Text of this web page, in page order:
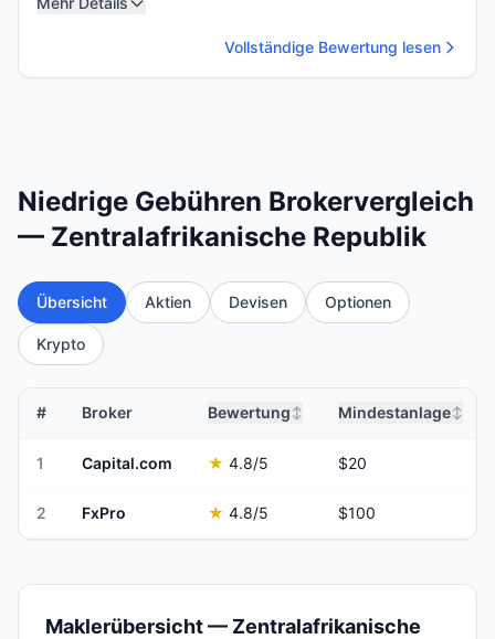
Vollständige Bewertung lesen
Niedrige Gebühren Brokervergleich
— Zentralafrikanische Republik
Übersicht Aktien Devisen Optionen
Krypto
# Broker Bewertung ↕ Mindestanlage↕
1 Capital.com ★ 4.8/5 $20
2 FxPro ★ 4.8/5 $100
Maklerübersicht — Zentralafrikanische